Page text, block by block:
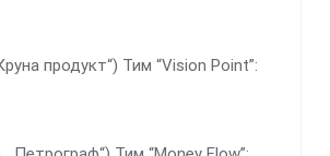
продукт“) Тим “Vision Point”: